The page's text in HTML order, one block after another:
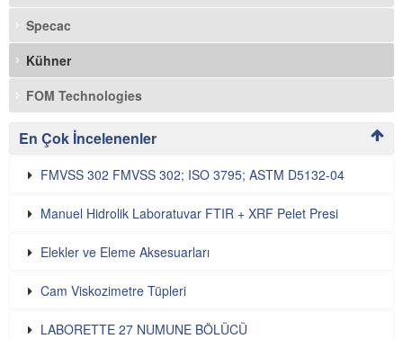
Specac
Kühner
FOM Technologies
En Çok İncelenenler
FMVSS 302 FMVSS 302; ISO 3795; ASTM D5132-04
Manuel Hidrolik Laboratuvar FTIR + XRF Pelet Presi
Elekler ve Eleme Aksesuarları
Cam Viskozimetre Tüpleri
LABORETTE 27 NUMUNE BÖLÜCÜ